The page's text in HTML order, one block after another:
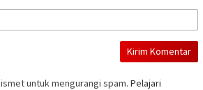
untuk mengurangi spam. Pelajari